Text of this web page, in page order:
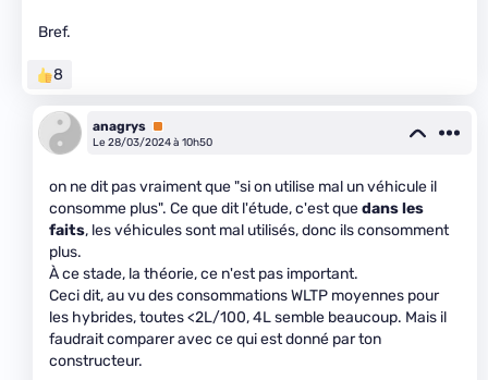
Bref.
8
anagrys Premium
Le 28/03/2024 à 10h50
on ne dit pas vraiment que "si on utilise mal un véhicule il
consomme plus". Ce que dit l'étude, c'est quedans les
faits, les véhicules sont mal utilisés, donc ils consomment
plus.
À ce stade, la théorie, ce n'est pas important.
Ceci dit, au vu des consommations WLTP moyennes pour
les hybrides, toutes <2L/100, 4L semble beaucoup. Mais il
faudrait comparer avec ce qui est donné par ton
constructeur.